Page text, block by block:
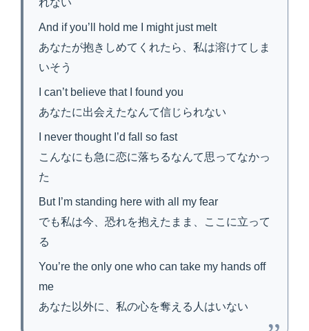
れない
And if you’ll hold me I might just melt
あなたが抱きしめてくれたら、私は溶けてしま
いそう
I can’t believe that I found you
あなたに出会えたなんて信じられない
I never thought I’d fall so fast
こんなにも急に恋に落ちるなんて思ってなかっ
た
But I’m standing here with all my fear
でも私は今、恐れを抱えたまま、ここに立って
る
You’re the only one who can take my hands off
me
あなた以外に、私の心を奪える人はいない